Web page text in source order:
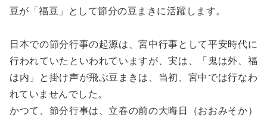
豆が「福豆」として節分の豆まきに活躍します。
日本での節分行事の起源は、宮中行事として平安時代に
行われていたといわれていますが、実は、「鬼は外、福
は内」と掛け声が飛ぶ豆まきは、当初、宮中では行なわ
れていませんでした。
かつて、節分行事は、立春の前の大晦日（おおみそか）